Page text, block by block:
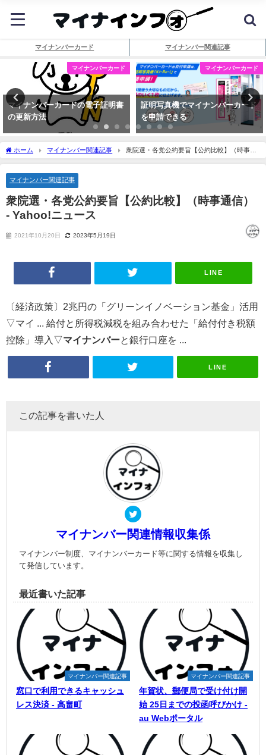
マイナンバーカード マイナンバー関連記事
マイナンバーカード
マイナンバーカードの電子証明書
の更新方法
マイナンバーカード
証明写真機でマイナンバーカード
を申請できる
ホーム マイナンバー関連記事
衆院選・各党公約要旨【公約比較】（時事通
信） - Yahoo!ニュース
マイナンバー関連記事
衆院選・各党公約要旨【公約比較】（時事通信）
- Yahoo!ニュース
2021年10月20日 2023年5月19日
LINE
〔経済政策〕2兆円の「グリーンイノベーション基金」活用
▽マイ ... 給付と所得税減税を組み合わせた「給付付き税額
控除」導入▽マイナンバーと銀行口座を ...
LINE
この記事を書いた人
マイナンバー関連情報収集係
マイナンバー制度、マイナンバーカード等に関する情報を収集し
て発信しています。
最近書いた記事
マイナンバー関連記事
窓口で利用できるキャッシュ
レス決済 - 高畠町
マイナンバー関連記事
年賀状、郵便局で受け付け開
始 25日までの投函呼びかけ -
au Webポータル